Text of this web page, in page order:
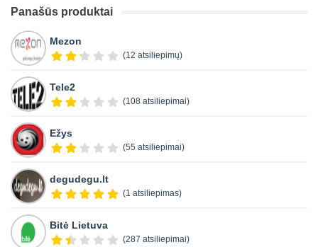
Panašūs produktai
Mezon
(12 atsiliepimų)
Tele2
(108 atsiliepimai)
Ežys
(55 atsiliepimai)
degudegu.lt
(1 atsiliepimas)
Bitė Lietuva
(287 atsiliepimai)